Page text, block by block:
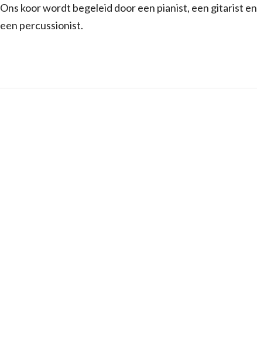
Ons koor wordt begeleid door een pianist, een gitarist en
een percussionist.